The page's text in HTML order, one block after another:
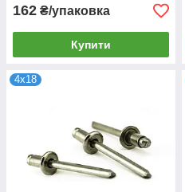
162 ₴/упаковка
Купити
4х18